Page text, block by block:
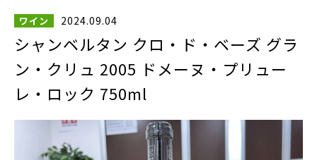
ワイン 2024.09.04
シャンベルタン クロ・ド・ベーズ グラ
ン・クリュ 2005 ドメーヌ・プリュー
レ・ロック 750ml